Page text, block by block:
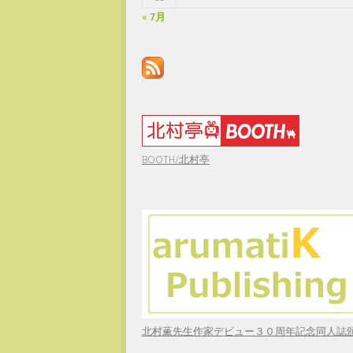
« 7月
BOOTH/北村亭
北村薫先生作家デビュー３０周年記念同人誌